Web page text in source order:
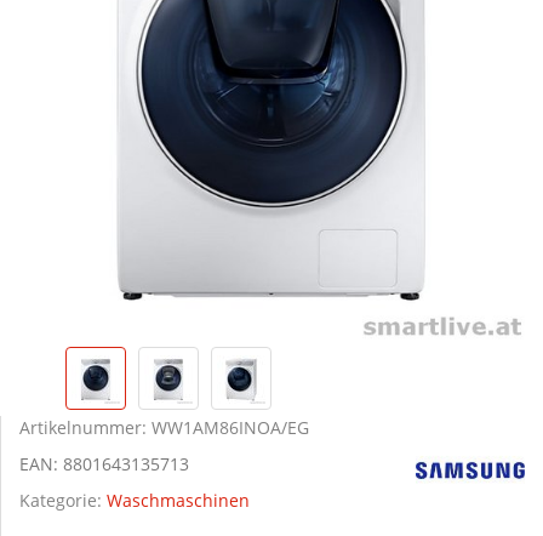
Artikelnummer: WW1AM86INOA/EG
EAN: 8801643135713
Kategorie: Waschmaschinen